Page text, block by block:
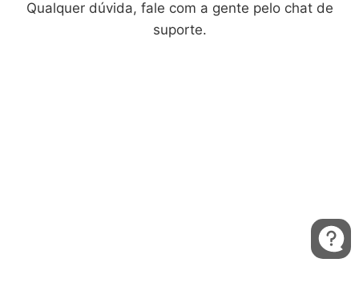
Qualquer dúvida, fale com a gente pelo chat de
suporte.